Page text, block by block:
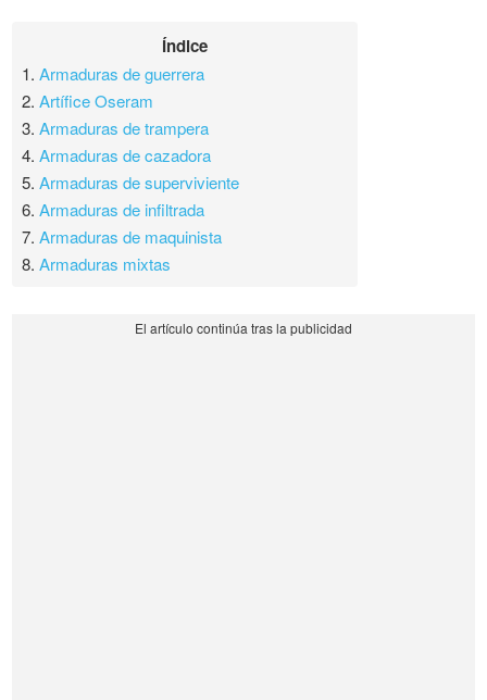
Índice
1.Armaduras de guerrera
2.Artífice Oseram
3.Armaduras de trampera
4.Armaduras de cazadora
5.Armaduras de superviviente
6.Armaduras de infiltrada
7.Armaduras de maquinista
8.Armaduras mixtas